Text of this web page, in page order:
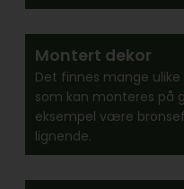
Montert dekor
Det finnes mange
som kan monteres på
eksempel være
lignende.